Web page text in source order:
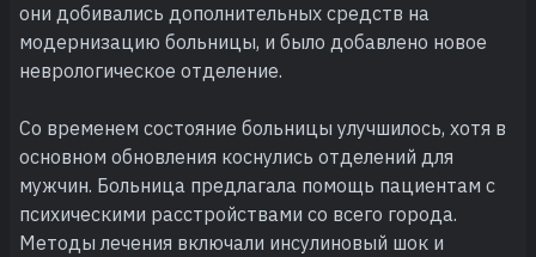
они добивались дополнительных средств на
модернизацию больницы, и было добавлено новое
неврологическое отделение.
Со временем состояние больницы улучшилось, хотя в
основном обновления коснулись отделений для
мужчин. Больница предлагала помощь пациентам с
психическими расстройствами со всего города.
Методы лечения включали инсулиновый шок и